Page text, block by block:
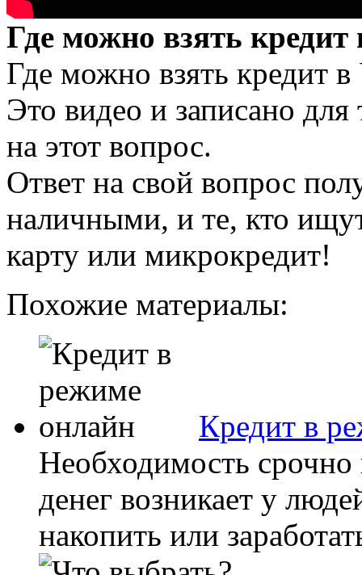
Где можно взять кредит
Где можно взять кредит в
Это видео и записано для
на этот вопрос.
Ответ на свой вопрос
наличными, и те, кто
карту или микрокредит!
Похожие материалы:
Кредит в
Необходимость
денег возникает у
накопить или